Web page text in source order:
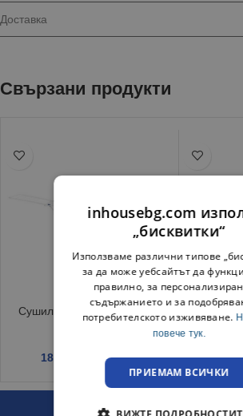
Доставка
Свързани продукти
Сушилник за дрехи Фактор
пластик, бял
18.20 / 35.60 лв.
inhousebg.com
„бисквитки“
Използваме различни типове
за да може уебсайтът да
правилно, за
съдържанието и за
потребителското изживяване.
повече тук.
ПРИЕМАМ ВСИЧКИ